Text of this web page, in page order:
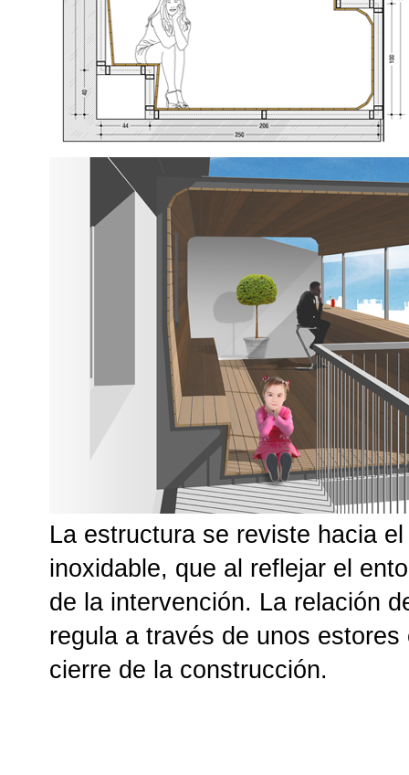
La estructura se reviste hacia
inoxidable, que al reflejar el
de la intervención. La relación
regula a través de unos
cierre de la construcción.